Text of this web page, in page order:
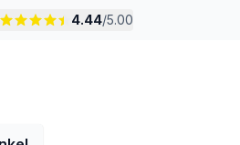
4.44/5.00